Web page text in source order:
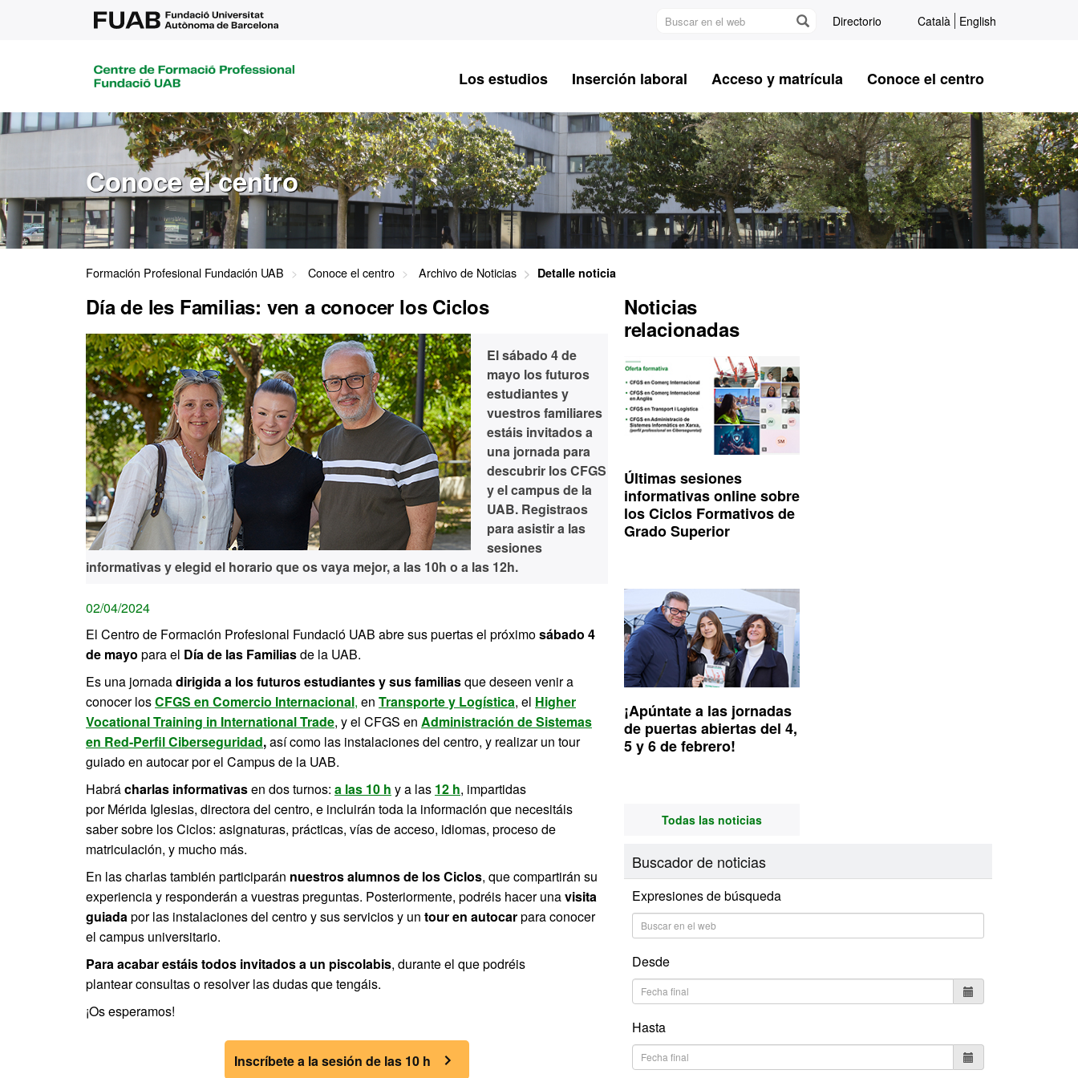
Buscar
Directorio Català English
Los estudios Inserción laboral Acceso y matrícula Conoce el centro
Conoce el centro
Formación Profesional Fundación UAB Conoce el centro Archivo de Noticias Detalle noticia
Día de les Familias: ven a conocer los Ciclos
Elsábado 4 de
mayo los futuros
estudiantes y
vuestros familiares
estáis invitados a
una jornada para
descubrir los CFGS
y el campus de la
UAB. Registraos
para asistir a las
sesiones
informativas y elegid el horario que os vaya mejor, a las 10h o a las 12h.
02/04/2024
El Centro de Formación Profesional Fundació UAB abre sus puertas el próximosábado 4
de mayo para el Día de las Familiasde la UAB.
Es una jornadadirigida a los futuros estudiantes y sus familiasque deseen venir a
conocer losCFGS en Comercio Internacional, en Transporte y Logística, el Higher
Vocational Training in International Trade, y el CFGS en Administración de Sistemas
en Red-Perfil Ciberseguridad,así como las instalaciones del centro, y realizar un tour
guiado en autocar por el Campus de la UAB.
Habrácharlas informativasen dos turnos: a las 10 h y a las 12 h, impartidas
por Mérida Iglesias, directora del centro, e incluirán toda la información que necesitáis
saber sobre los Ciclos: asignaturas, prácticas, vías de acceso, idiomas, proceso de
matriculación, y mucho más.
En las charlas también participarán nuestros alumnos de los Ciclos, que compartirán su
experiencia y responderán a vuestras preguntas. Posteriormente, podréis hacer unavisita
guiadapor las instalaciones del centro y sus servicios y un tour en autocarpara conocer
el campus universitario.
Para acabar estáis todos invitados a un piscolabis, durante el que podréis
plantear consultas o resolver las dudas que tengáis.
¡Os esperamos!
Inscríbete a la sesión de las 10 h
Noticias
relacionadas
Últimas sesiones
informativas online sobre
los Ciclos Formativos de
Grado Superior
¡Apúntate a las jornadas
de puertas abiertas del 4,
5 y 6 de febrero!
Todas las noticias
Buscador de noticias
Expresiones de búsqueda
Desde
Hasta